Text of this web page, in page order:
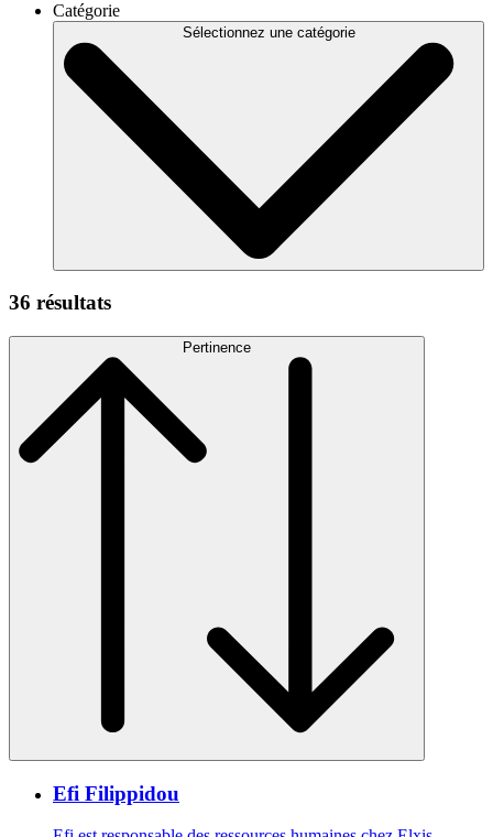
Catégorie
Sélectionnez une catégorie
36 résultats
Pertinence
Efi Filippidou